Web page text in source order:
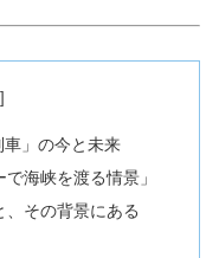
」の今と未来
海峡を渡る情景」
その背景にある